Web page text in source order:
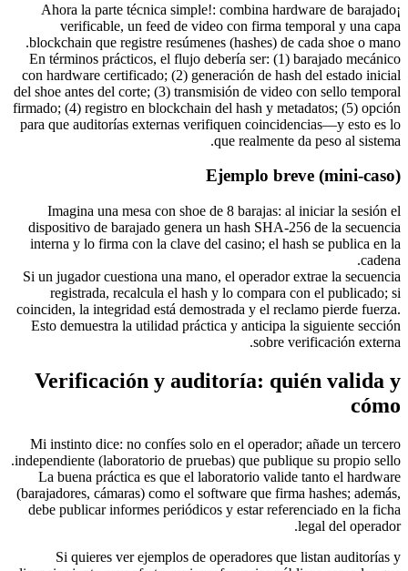
¡Ahora la parte técnica simple!: combina hardware de barajado
verificable, un feed de video con firma temporal y una capa
blockchain que registre resúmenes (hashes) de cada shoe o mano.
En términos prácticos, el flujo debería ser: (1) barajado mecánico
con hardware certificado; (2) generación de hash del estado inicial
del shoe antes del corte; (3) transmisión de video con sello temporal
firmado; (4) registro en blockchain del hash y metadatos; (5) opción
para que auditorías externas verifiquen coincidencias—y esto es lo
que realmente da peso al sistema.
Ejemplo breve (mini-caso)
Imagina una mesa con shoe de 8 barajas: al iniciar la sesión el
dispositivo de barajado genera un hash SHA-256 de la secuencia
interna y lo firma con la clave del casino; el hash se publica en la
cadena.
Si un jugador cuestiona una mano, el operador extrae la secuencia
registrada, recalcula el hash y lo compara con el publicado; si
coinciden, la integridad está demostrada y el reclamo pierde fuerza.
Esto demuestra la utilidad práctica y anticipa la siguiente sección
sobre verificación externa.
Verificación y auditoría: quién valida y
cómo
Mi instinto dice: no confíes solo en el operador; añade un tercero
independiente (laboratorio de pruebas) que publique su propio sello.
La buena práctica es que el laboratorio valide tanto el hardware
(barajadores, cámaras) como el software que firma hashes; además,
debe publicar informes periódicos y estar referenciado en la ficha
legal del operador.
Si quieres ver ejemplos de operadores que listan auditorías y